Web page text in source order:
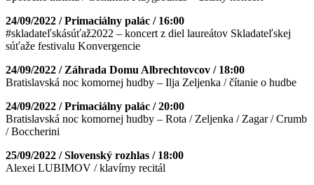
24/09/2022 / Primaciálny palác / 16:00
#skladateľskásúťaž2022 – koncert z diel laureátov Skladateľskej
súťaže festivalu Konvergencie
24/09/2022 / Záhrada Domu Albrechtovcov / 18:00
Bratislavská noc komornej hudby – Ilja Zeljenka / čítanie o hudbe
24/09/2022 / Primaciálny palác / 20:00
Bratislavská noc komornej hudby – Rota / Zeljenka / Zagar / Crumb
/ Boccherini
25/09/2022 / Slovenský rozhlas / 18:00
Alexei LUBIMOV / klavírny recitál